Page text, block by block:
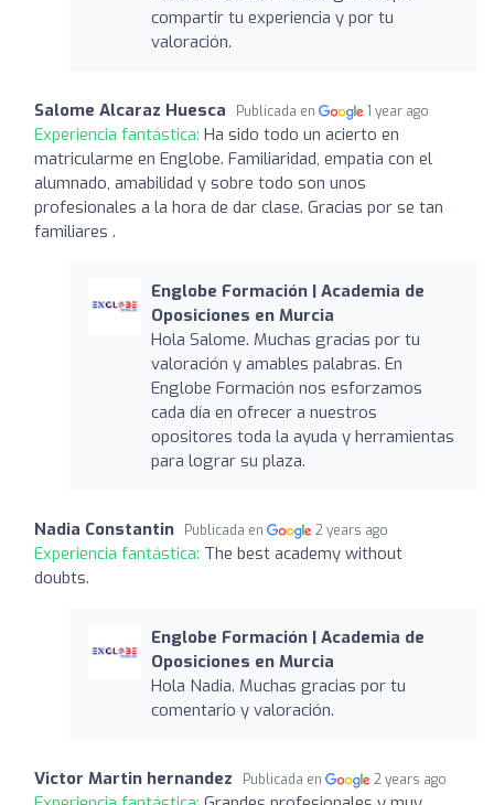
compartir tu experiencia y por tu
valoración.
Salome Alcaraz Huesca Publicada en 1 year ago
Experiencia fantástica: Ha sido todo un acierto en
matricularme en Englobe. Familiaridad, empatia con el
alumnado, amabilidad y sobre todo son unos
profesionales a la hora de dar clase. Gracias por se tan
familiares .
Englobe Formación | Academia de
Oposiciones en Murcia
Hola Salome. Muchas gracias por tu
valoración y amables palabras. En
Englobe Formación nos esforzamos
cada día en ofrecer a nuestros
opositores toda la ayuda y herramientas
para lograr su plaza.
Nadia Constantin Publicada en 2 years ago
Experiencia fantástica: The best academy without
doubts.
Englobe Formación | Academia de
Oposiciones en Murcia
Hola Nadia. Muchas gracias por tu
comentario y valoración.
Victor Martin hernandez Publicada en 2 years ago